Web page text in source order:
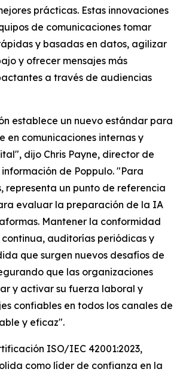
prácticas. Estas innovaciones
de comunicaciones tomar
y basadas en datos, agilizar
y ofrecer mensajes más
a través de audiencias
establece un nuevo estándar para
en comunicaciones internas y
dijo Chris Payne, director de
de Poppulo. "Para
representa un punto de referencia
evaluar la preparación de la IA
Mantener la conformidad
auditorías periódicas y
que surgen nuevos desafíos de
que las organizaciones
y activar su fuerza laboral y
confiables en todos los canales de
y eficaz".
ISO/IEC 42001:2023,
como líder de confianza en la